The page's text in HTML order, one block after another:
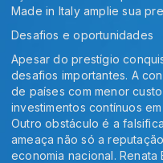
Made in Italy amplie sua
Desafios e oportunidades
Apesar do prestígio
desafios importantes. A
de países com menor
investimentos contínuos
Outro obstáculo é a
ameaça não só a
economia nacional.